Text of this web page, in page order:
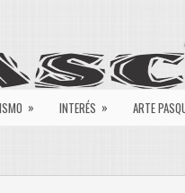
» INTERÉS » ARTE